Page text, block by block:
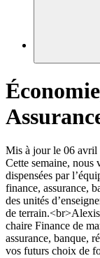
Mis à jour le 06 avril
Cette semaine, nous
dispensées par
finance, assurance,
des unités
de
chaire Finance de
assurance, banque,
vos futurs choix de